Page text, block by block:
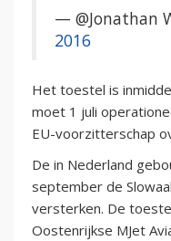
— @Jonathan
2016
Het toestel is
moet 1 juli
EU-voorzitterschap
De in Nederland
september de
versterken. De
Oostenrijkse MJet